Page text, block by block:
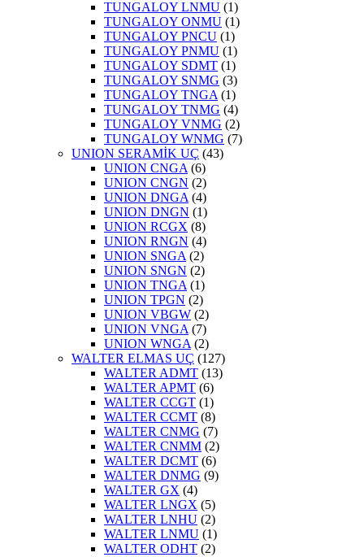
TUNGALOY LNMU (1)
TUNGALOY ONMU (1)
TUNGALOY PNCU (1)
TUNGALOY PNMU (1)
TUNGALOY SDMT (1)
TUNGALOY SNMG (3)
TUNGALOY TNGA (1)
TUNGALOY TNMG (4)
TUNGALOY VNMG (2)
TUNGALOY WNMG (7)
UNION SERAMİK UÇ (43)
UNION CNGA (6)
UNION CNGN (2)
UNION DNGA (4)
UNION DNGN (1)
UNION RCGX (8)
UNION RNGN (4)
UNION SNGA (2)
UNION SNGN (2)
UNION TNGA (1)
UNION TPGN (2)
UNION VBGW (2)
UNION VNGA (7)
UNION WNGA (2)
WALTER ELMAS UÇ (127)
WALTER ADMT (13)
WALTER APMT (6)
WALTER CCGT (1)
WALTER CCMT (8)
WALTER CNMG (7)
WALTER CNMM (2)
WALTER DCMT (6)
WALTER DNMG (9)
WALTER GX (4)
WALTER LNGX (5)
WALTER LNHU (2)
WALTER LNMU (1)
WALTER ODHT (2)